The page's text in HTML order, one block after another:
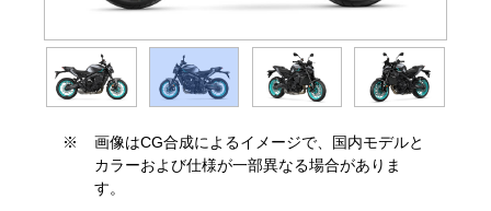
※
画像はCG合成によるイメージで、国内モデルと
カラーおよび仕様が一部異なる場合がありま
す。